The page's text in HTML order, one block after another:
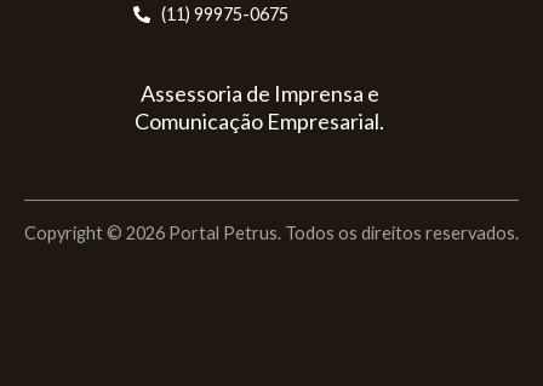
(11) 99975-0675
Assessoria de Imprensa e
Comunicação Empresarial.
Copyright © 2026 Portal Petrus. Todos os direitos reservados.